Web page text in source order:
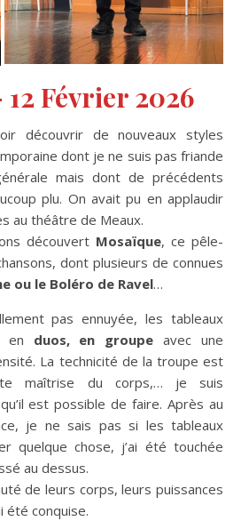
Février 2026
découvrir de nouveaux styles
dont je ne suis pas friande
mais dont de précédents
plu. On avait pu en applaudir
au théâtre de Meaux.
découvert Mosaïque, ce pêle-
dont plusieurs de connues
ou le Boléro de Ravel…
pas ennuyée, les tableaux
en duos, en groupe avec une
La technicité de la troupe est
maîtrise du corps,… je suis
est possible de faire. Après au
je ne sais pas si les tableaux
quelque chose, j’ai été touchée
au dessus.
de leurs corps, leurs puissances
été conquise.